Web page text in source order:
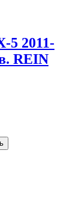
5 2011-
REIN